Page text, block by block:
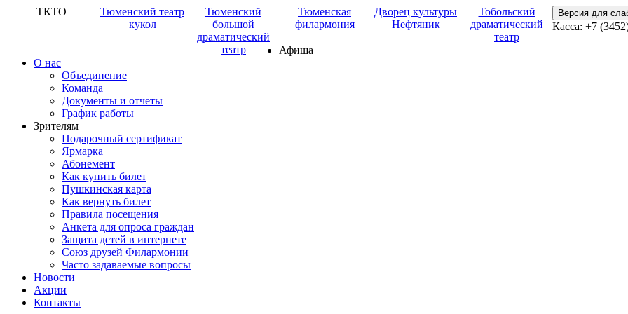
ТКТО
Тюменский театр
кукол
Тюменский
большой
драматический
театр
Тюменская
филармония
Дворец культуры
Нефтяник
Тобольский
драматический
театр
Версия для
Касса: +7
Афиша
О нас
Объединение
Команда
Документы и отчеты
График работы
Зрителям
Подарочный сертификат
Ярмарка
Абонемент
Как купить билет
Пушкинская карта
Как вернуть билет
Правила посещения
Анкета для опроса граждан
Защита детей в интернете
Союз друзей Филармонии
Часто задаваемые вопросы
Новости
Акции
Контакты